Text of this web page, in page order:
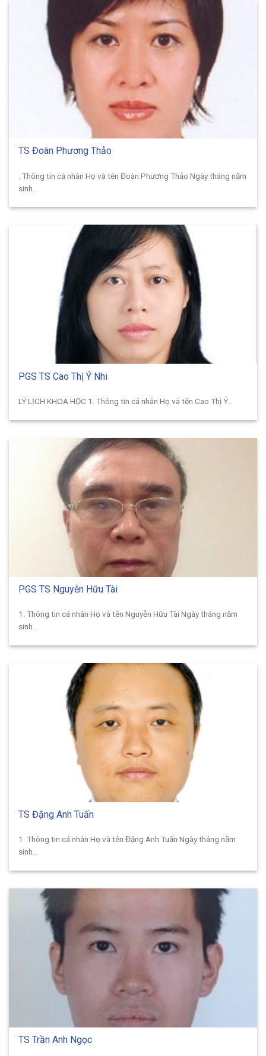
TS Đoàn Phương Thảo
. Thông tin cá nhân Họ và tên Đoàn Phương Thảo Ngày tháng năm
sinh...
PGS TS Cao Thị Ý Nhi
LÝ LỊCH KHOA HỌC 1. Thông tin cá nhân Họ và tên Cao Thị Ý...
PGS TS Nguyễn Hữu Tài
1. Thông tin cá nhân Họ và tên Nguyễn Hữu Tài Ngày tháng năm
sinh...
TS Đặng Anh Tuấn
1. Thông tin cá nhân Họ và tên Đặng Anh Tuấn Ngày tháng năm
sinh...
TS Trần Anh Ngọc